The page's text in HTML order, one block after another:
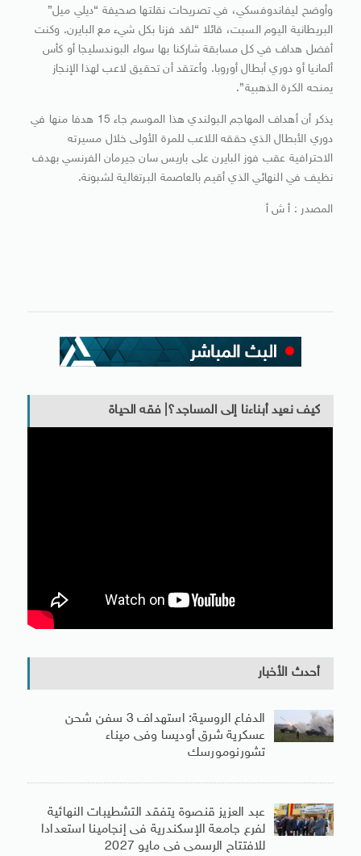
وأوضح ليفاندوفسكي، في تصريحات نقلتها صحيفة “ديلي ميل”
البريطانية اليوم السبت، قائلا “لقد فزنا بكل شيء مع البايرن. وكنت
أفضل هداف في كل مسابقة شاركنا بها سواء البوندسليجا أو كأس
ألمانيا أو دوري أبطال أوروبا. وأعتقد أن تحقيق لاعب لهذا الإنجاز
يمنحه الكرة الذهبية”.
يذكر أن أهداف المهاجم البولندي هذا الموسم جاء 15 هدفا منها في
دوري الأبطال الذي حققه اللاعب للمرة الأولى خلال مسيرته
الاحترافية عقب فوز البايرن على باريس سان جيرمان الفرنسي بهدف
نظيف في النهائي الذي أقيم بالعاصمة البرتغالية لشبونة.
المصدر : أ ش أ
كيف نعيد أبناءنا إلى المساجد؟| فقه الحياة
أحدث الأخبار
الدفاع الروسية: استهداف 3 سفن شحن
عسكرية شرق أوديسا وفى ميناء
تشورنومورسك
عبد العزيز قنصوة يتفقد التشطيبات النهائية
لفرع جامعة الإسكندرية فى إنجامينا استعدادا
للافتتاح الرسمى فى مايو 2027